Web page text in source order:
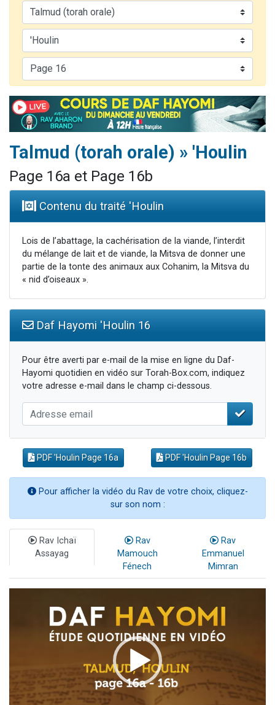
4 personnes viennent de nous rejoindre sur WhatsApp
3 personnes viennent de nous rejoindre sur WhatsApp
2 personnes viennent de faire un don pour Tsédaka : pauvres d'Israel
Talmud (torah orale) » 'Houlin
Page 16a et Page 16b
Contenu du traité 'Houlin
Lois de l’abattage, la cachérisation de la viande, l’interdit
du mélange de lait et de viande, la Mitsva de donner une
partie de la tonte des animaux aux Cohanim, la Mitsva du
« nid d’oiseaux ».
Daf Hayomi 'Houlin 16
Pour être averti par e-mail de la mise en ligne du Daf-
Hayomi quotidien en vidéo sur Torah-Box.com, indiquez
votre adresse e-mail dans le champ ci-dessous.
PDF 'Houlin Page 16a PDF 'Houlin Page 16b
Pour afficher la vidéo du Rav de votre choix, cliquez-
sur son nom :
Rav Ichaï
Assayag
Rav
Mamouch
Fénech
Rav
Emmanuel
Mimran